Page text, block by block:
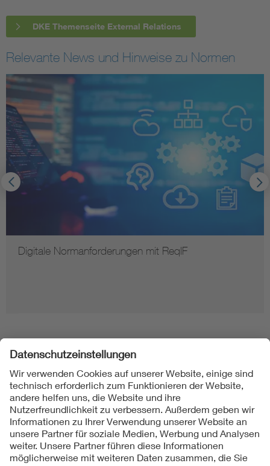
DKE Themenseite External Relations
Relevante News und Hinweise zu Normen
Digitale Normanforderungen mit ReqIF
Folgen Sie uns